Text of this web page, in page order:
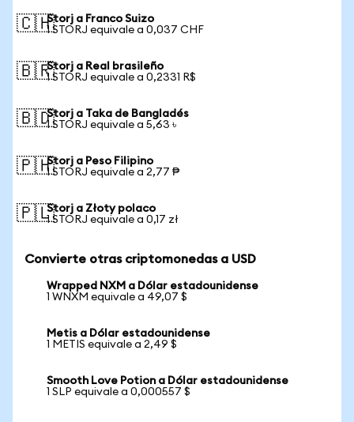
🇨🇭Storj a Franco Suizo
1 STORJ equivale a 0,037 CHF
🇧🇷Storj a Real brasileño
1 STORJ equivale a 0,2331 R$
🇧🇩Storj a Taka de Bangladés
1 STORJ equivale a 5,63 ৳
🇵🇭Storj a Peso Filipino
1 STORJ equivale a 2,77 ₱
🇵🇱Storj a Złoty polaco
1 STORJ equivale a 0,17 zł
Convierte otras criptomonedas a USD
Wrapped NXM a Dólar estadounidense
1 WNXM equivale a 49,07 $
Metis a Dólar estadounidense
1 METIS equivale a 2,49 $
Smooth Love Potion a Dólar estadounidense
1 SLP equivale a 0,000557 $